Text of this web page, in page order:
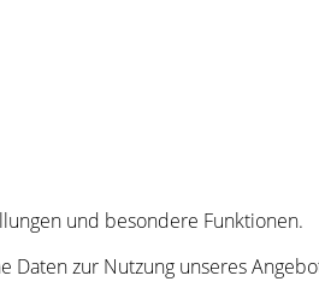
und besondere Funktionen.
zur Nutzung unseres